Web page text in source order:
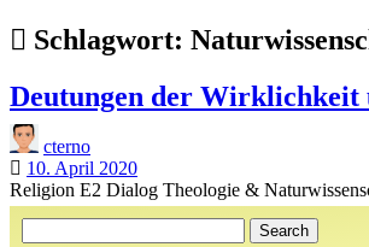
Schlagwort:
Deutungen der Wirklichkeit
cterno
10. April 2020
Religion E2 Dialog Theologie &
Sidebar